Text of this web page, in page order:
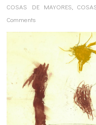
COSAS DE MAYORES,
Comments